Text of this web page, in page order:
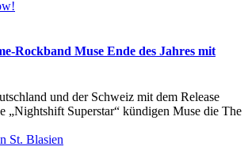
Rockband Muse Ende des Jahres mit
und der Schweiz mit dem Release
„Nightshift Superstar“ kündigen Muse die The